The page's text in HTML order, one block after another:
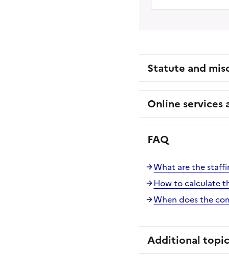
Statute and
Online services
FAQ
What are the
How to calculate
When does the
Additional